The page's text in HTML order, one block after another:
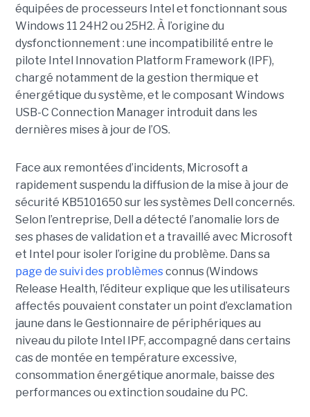
équipées de processeurs Intel et fonctionnant sous
Windows 11 24H2 ou 25H2. À l’origine du
dysfonctionnement : une incompatibilité entre le
pilote Intel Innovation Platform Framework (IPF),
chargé notamment de la gestion thermique et
énergétique du système, et le composant Windows
USB-C Connection Manager introduit dans les
dernières mises à jour de l’OS.
Face aux remontées d’incidents, Microsoft a
rapidement suspendu la diffusion de la mise à jour de
sécurité KB5101650 sur les systèmes Dell concernés.
Selon l’entreprise, Dell a détecté l’anomalie lors de
ses phases de validation et a travaillé avec Microsoft
et Intel pour isoler l’origine du problème. Dans sa
page de suivi des problèmesconnus (Windows
Release Health, l’éditeur explique que les utilisateurs
affectés pouvaient constater un point d’exclamation
jaune dans le Gestionnaire de périphériques au
niveau du pilote Intel IPF, accompagné dans certains
cas de montée en température excessive,
consommation énergétique anormale, baisse des
performances ou extinction soudaine du PC.